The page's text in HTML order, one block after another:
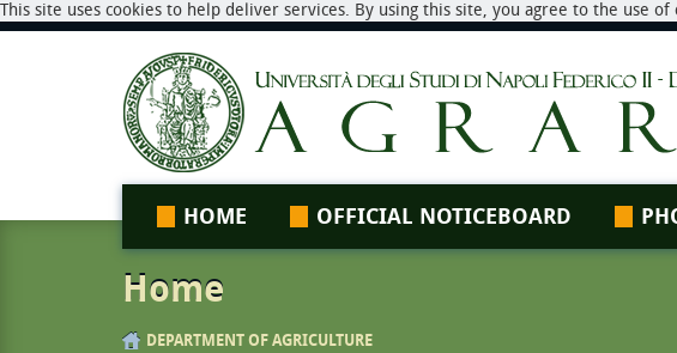
This site uses cookies to help deliver services. By using this site, you agree to the use
HOME OFFICIAL NOTICEBOARD
Home
DEPARTMENT OF AGRICULTURE